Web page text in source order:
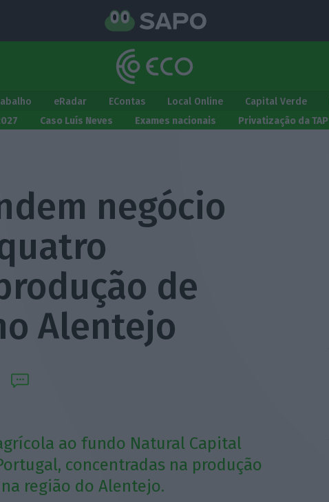
eRadar EContas Local Online Capital Verde
Caso Luís Neves Exames nacionais Privatização da TAP
negócio
de
Alentejo
ao fundo Natural Capital
concentradas na produção
região do Alentejo.